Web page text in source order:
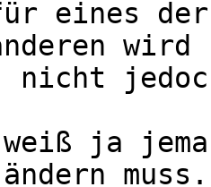
eines der
jedoch
ja